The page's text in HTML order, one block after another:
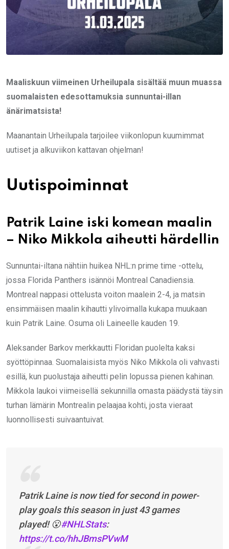
Maaliskuun viimeinen Urheilupala sisältää muun muassa
suomalaisten edesottamuksia sunnuntai-illan
änärimatsista!
Maanantain Urheilupala tarjoilee viikonlopun kuumimmat
uutiset ja alkuviikon kattavan ohjelman!
Uutispoiminnat
Patrik Laine iski komean maalin
– Niko Mikkola aiheutti härdellin
Sunnuntai-iltana nähtiin huikea NHL:n prime time -ottelu,
jossa Florida Panthers isännöi Montreal Canadiensia.
Montreal nappasi ottelusta voiton maalein 2-4, ja matsin
ensimmäisen maalin kihautti ylivoimalla kukapa muukaan
kuin Patrik Laine. Osuma oli Laineelle kauden 19.
Aleksander Barkov merkkautti Floridan puolelta kaksi
syöttöpinnaa. Suomalaisista myös Niko Mikkola oli vahvasti
esillä, kun puolustaja aiheutti pelin lopussa pienen kahinan.
Mikkola laukoi viimeisellä sekunnilla omasta päädystä täysin
turhan lämärin Montrealin pelaajaa kohti, josta vieraat
luonnollisesti suivaantuivat.
Patrik Laine is now tied for second in power-
play goals this season in just 43 games
played! 😮#NHLStats:
https://t.co/hhJBmsPVwM